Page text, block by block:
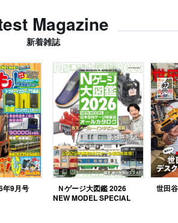
Magazine
新着雑誌
年9月号
Ｎゲージ大図鑑 2026
NEW MODEL SPECIAL
世田